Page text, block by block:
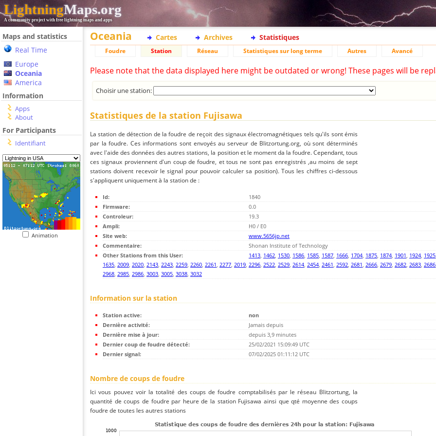
LightningMaps.org
A community project with free lightning maps and apps
Maps and statistics
Real Time
Europe
Oceania
America
Information
Apps
About
For Participants
Identifiant
Animation
Oceania Cartes Archives Statistiques
Foudre Station Réseau Statistiques sur long terme Autres Avancé
Please note that the data displayed here might be outdated or wrong! These pages will be
Choisir une station:
Statistiques de la station Fujisawa
La station de détection de la foudre de reçoit des signaux électromagnétiques tels qu'ils sont émis
par la foudre. Ces informations sont envoyés au serveur de Blitzortung.org, où sont déterminés
avec l'aide des données des autres stations, la position et le moment da la foudre. Cependant, tous
ces signaux proviennent d'un coup de foudre, et tous ne sont pas enregistrés ,au moins de sept
stations doivent recevoir le signal pour pouvoir calculer sa position). Tous les chiffres ci-dessous
s'appliquent uniquement à la station de :
Id:
1840
Firmware:
0.0
Controleur:
19.3
Ampli:
H0 / E0
Site web:
www.5656jp.net
Commentaire:
Shonan Institute of Technology
Other Stations from this User:
1413, 1462, 1530, 1586, 1585, 1587, 1666, 1704, 1875, 1874, 1901, 1924, 1925
1635, 2009, 2020, 2143, 2243, 2259, 2260, 2261, 2277, 2019, 2296, 2522, 2529, 2614, 2454, 2461, 2592, 2681, 2666, 2679, 2682, 2683, 2686
2968, 2985, 2986, 3003, 3005, 3038, 3032
Information sur la station
Station active:
non
Dernière activité:
Jamais depuis
Dernière mise à jour:
depuis 3,9 minutes
Dernier coup de foudre détecté:
25/02/2021 15:09:49 UTC
Dernier signal:
07/02/2025 01:11:12 UTC
Nombre de coups de foudre
Ici vous pouvez voir la totalité des coups de foudre comptabilisés par le réseau Blitzortung, la
quantité de coups de foudre par heure de la station Fujisawa ainsi que qté moyenne des coups
foudre de toutes les autres stations